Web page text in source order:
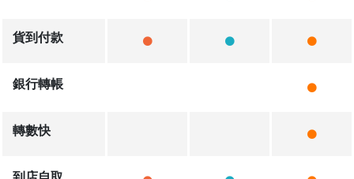
貨到付款
銀行轉帳
轉數快